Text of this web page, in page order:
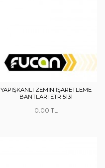
YAPIŞKANLI ZEMİN İŞARETLEME
BANTLARI ETR 5131
0.00